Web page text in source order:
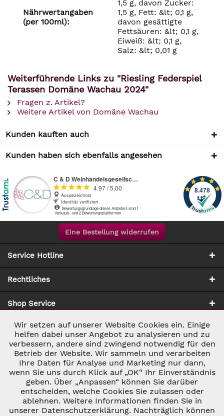
Nährwertangaben
(per 100ml):
1,5 g, davon Zucker:
1,5 g, Fett: &lt; 0,1 g,
davon gesättigte
Fettsäuren: &lt; 0,1 g,
Eiweiß: &lt; 0,1 g,
Salz: &lt; 0,01 g
Weiterführende Links zu "Riesling Federspiel
Terassen Domäne Wachau 2024"
Fragen z. Artikel?
Weitere Artikel von Domäne Wachau
Kunden kauften auch
Kunden haben sich ebenfalls angesehen
Eine Bestellung widerrufen
Service Hotline
Rechtliches
Shop Service
Zahlung & Versand
* ALLE PREISE INKL. GESETZL. UMSATZSTEUER ZZGL.
VERSANDKOSTEN UND GGF. NACHNAHMEGEBÜHREN, WENN NICHT
Notwendig Aktiv
Marketing Inaktiv
Tracking Inaktiv
Wir setzen auf unserer Website Cookies ein. Einige
helfen dabei unser Angebot zu analysieren und zu
verbessern, andere sind zwingend notwendig für den
Betrieb der Website. Wir sammeln und verarbeiten
Ihre Daten für Analyse und Marketing nur dann,
wenn Sie uns durch Klick auf „OK“ Ihr Einverständnis
geben. Über „Anpassen“ können Sie darüber
entscheiden, welche Cookies Sie zulassen oder
ablehnen. Weitere Informationen finden Sie in
unserer Datenschutzerklärung. Nachträglich können